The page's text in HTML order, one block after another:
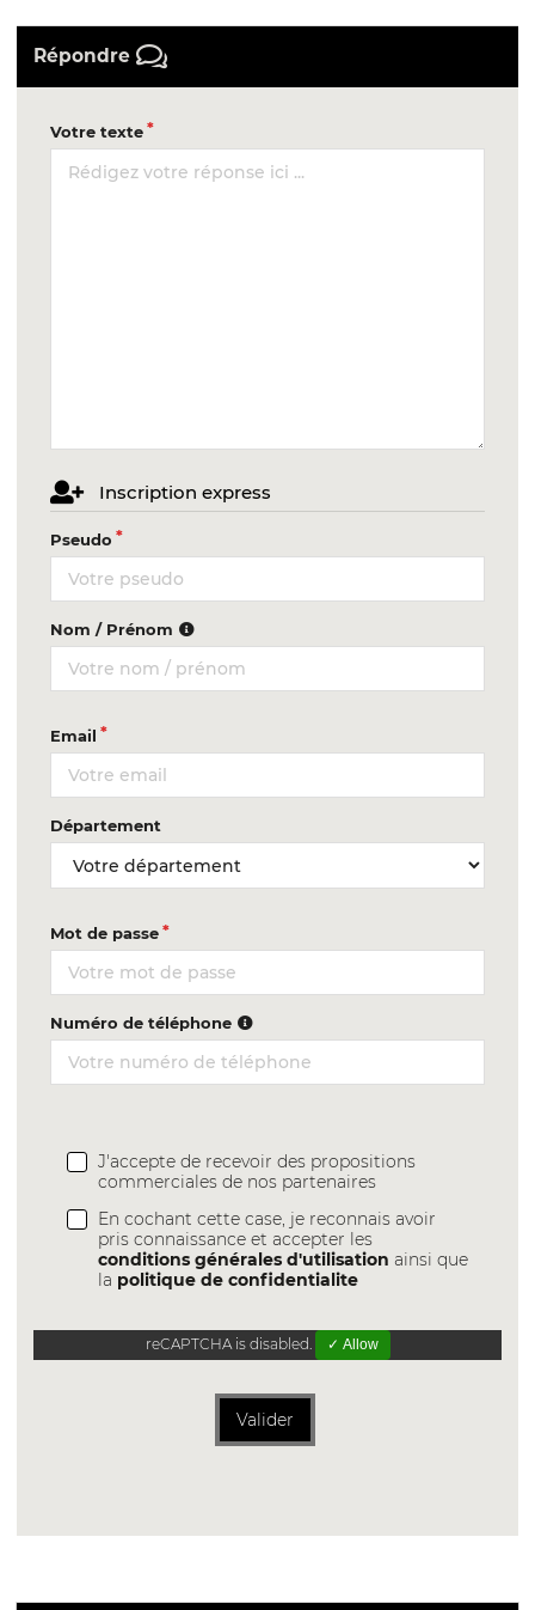
Répondre
Votre texte
Inscription express
Pseudo
Nom / Prénom
Email
Département
Mot de passe
Numéro de téléphone
J'accepte de recevoir des propositions
commerciales de nos partenaires
En cochant cette case, je reconnais avoir
pris connaissance et accepter les
conditions générales d'utilisation ainsi que
la politique de confidentialite
reCAPTCHA is disabled. ✓ Allow
Valider